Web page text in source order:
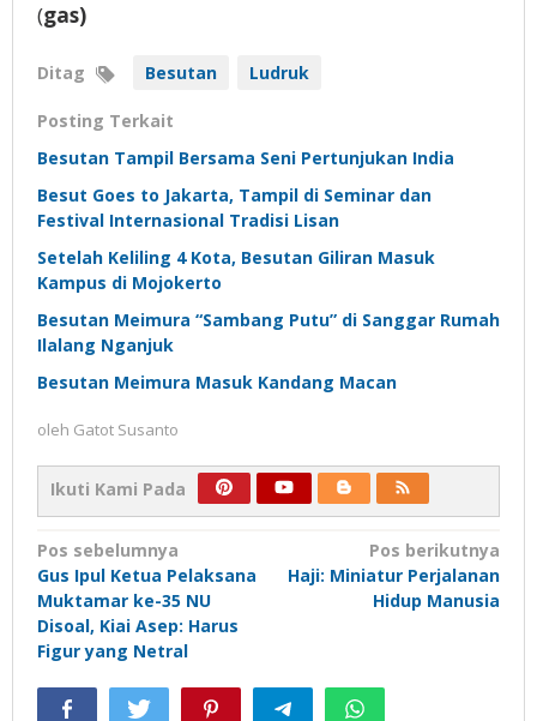
(gas)
Ditag Besutan Ludruk
Posting Terkait
Besutan Tampil Bersama Seni Pertunjukan India
Besut Goes to Jakarta, Tampil di Seminar dan
Festival Internasional Tradisi Lisan
Setelah Keliling 4 Kota, Besutan Giliran Masuk
Kampus di Mojokerto
Besutan Meimura “Sambang Putu” di Sanggar Rumah
Ilalang Nganjuk
Besutan Meimura Masuk Kandang Macan
oleh Gatot Susanto
Ikuti Kami Pada
Navigasi
pos
Pos sebelumnya
Gus Ipul Ketua Pelaksana
Muktamar ke-35 NU
Disoal, Kiai Asep: Harus
Figur yang Netral
Pos berikutnya
Haji: Miniatur Perjalanan
Hidup Manusia